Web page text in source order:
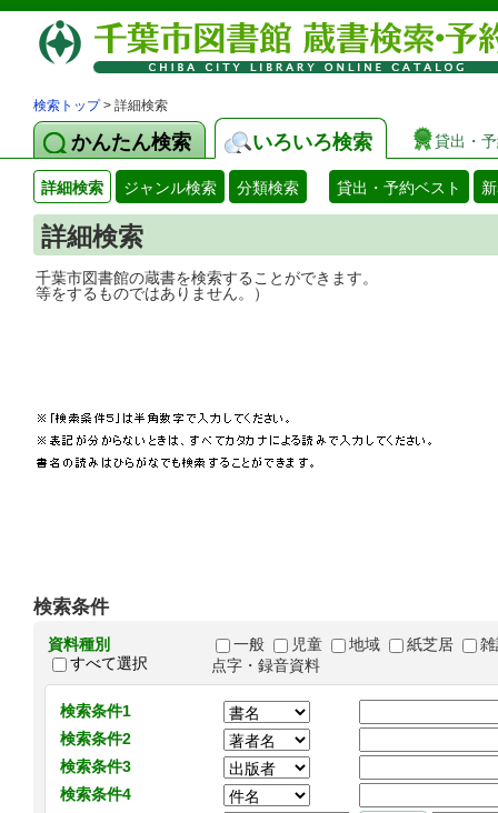
検索トップ> 詳細検索
かんたん検索 いろいろ検索 貸出・
詳細検索 ジャンル検索 分類検索 貸出・予約ベスト
詳細検索
千葉市図書館の蔵書を検索することがで
等をするものではありません。）
検索条件
資料種別
すべて選択
一般 児童 地域 紙芝居
点字・録音資料
検索条件1
検索条件2
検索条件3
検索条件4